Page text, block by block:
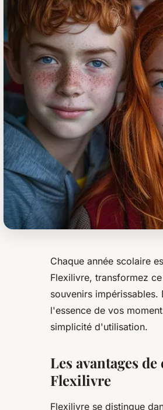
Chaque année scolaire
Flexilivre, transformez
souvenirs
l'essence de vos
simplicité d'utilisation.
Les avantages
Flexilivre
Flexilivre se distingue